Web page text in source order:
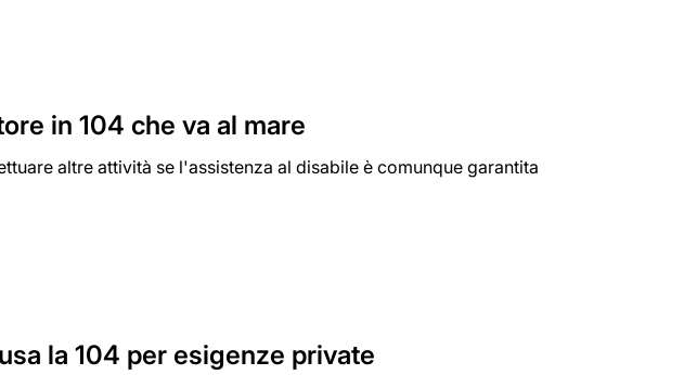
in 104 che va al mare
altre attività se l'assistenza al disabile è comunque garantita
la 104 per esigenze private